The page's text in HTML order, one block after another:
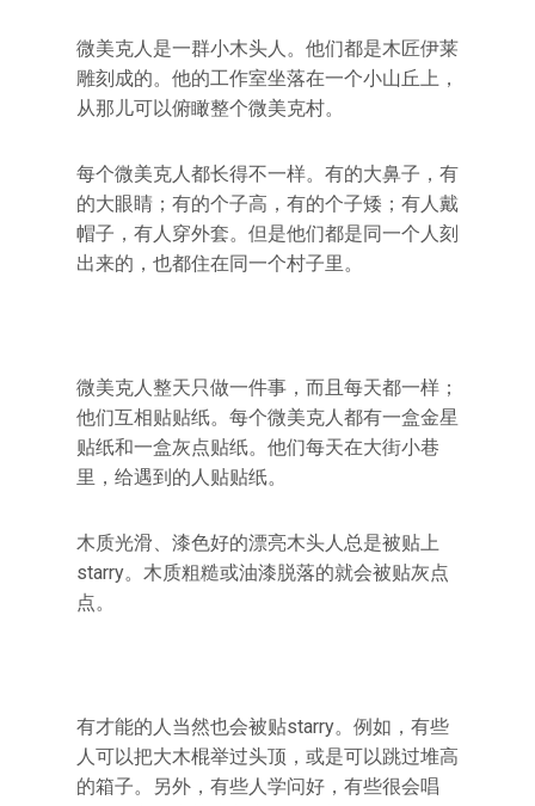
微美克人是一群小木头人。他们都是木匠伊莱
雕刻成的。他的工作室坐落在一个小山丘上，
从那儿可以俯瞰整个微美克村。
每个微美克人都长得不一样。有的大鼻子，有
的大眼睛；有的个子高，有的个子矮；有人戴
帽子，有人穿外套。但是他们都是同一个人刻
出来的，也都住在同一个村子里。
微美克人整天只做一件事，而且每天都一样；
他们互相贴贴纸。每个微美克人都有一盒金星
贴纸和一盒灰点贴纸。他们每天在大街小巷
里，给遇到的人贴贴纸。
木质光滑、漆色好的漂亮木头人总是被贴上
starry。木质粗糙或油漆脱落的就会被贴灰点
点。
有才能的人当然也会被贴starry。例如，有些
人可以把大木棍举过头顶，或是可以跳过堆高
的箱子。另外，有些人学问好，有些很会唱